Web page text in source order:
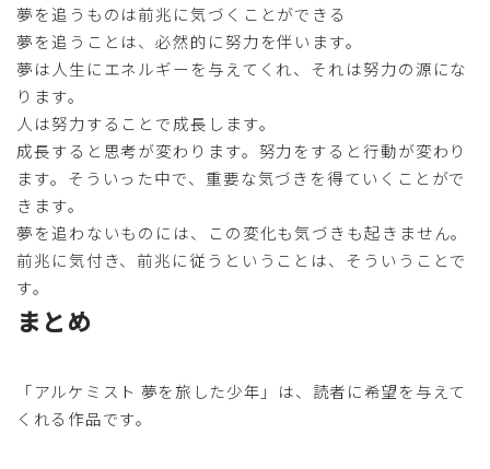
夢を追うものは前兆に気づくことができる
夢を追うことは、必然的に努力を伴います。
夢は人生にエネルギーを与えてくれ、それは努力の源にな
ります。
人は努力することで成長します。
成長すると思考が変わります。努力をすると行動が変わり
ます。そういった中で、重要な気づきを得ていくことがで
きます。
夢を追わないものには、この変化も気づきも起きません。
前兆に気付き、前兆に従うということは、そういうことで
す。
まとめ
「アルケミスト 夢を旅した少年」は、読者に希望を与えて
くれる作品です。